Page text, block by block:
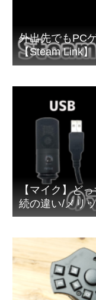
外出先でもPC
【Steam Link】
【マイク】ど
続の違い/メリ